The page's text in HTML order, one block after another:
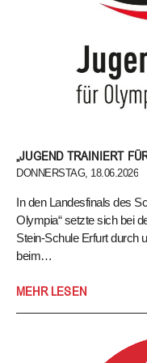
„JUGEND TRAINIERT
DONNERSTAG, 18.06.2026
In den Landesfinals des
Olympia“ setzte sich bei
Stein-Schule Erfurt durch
beim…
In den Landesfinals des
beim Herbstfinale 2026
MEHR LESEN